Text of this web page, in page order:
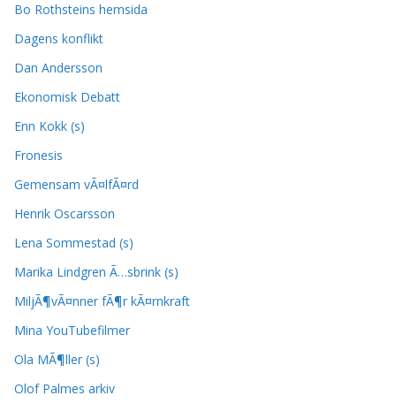
Bo Rothsteins hemsida
Dagens konflikt
Dan Andersson
Ekonomisk Debatt
Enn Kokk (s)
Fronesis
Gemensam vÃ¤lfÃ¤rd
Henrik Oscarsson
Lena Sommestad (s)
Marika Lindgren Ã…sbrink (s)
MiljÃ¶vÃ¤nner fÃ¶r kÃ¤rnkraft
Mina YouTubefilmer
Ola MÃ¶ller (s)
Olof Palmes arkiv